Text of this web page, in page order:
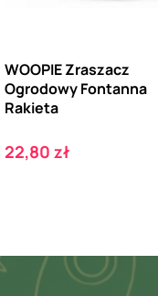
WOOPIE Zraszacz
Ogrodowy Fontanna
Rakieta
Cena
22,80 zł